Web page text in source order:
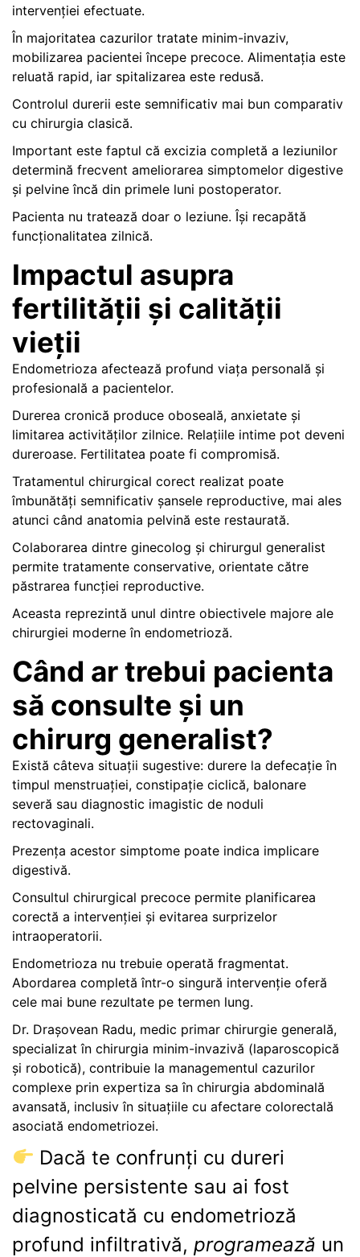
intervenției efectuate.
În majoritatea cazurilor tratate minim-invaziv,
mobilizarea pacientei începe precoce. Alimentația este
reluată rapid, iar spitalizarea este redusă.
Controlul durerii este semnificativ mai bun comparativ
cu chirurgia clasică.
Important este faptul că excizia completă a leziunilor
determină frecvent ameliorarea simptomelor digestive
și pelvine încă din primele luni postoperator.
Pacienta nu tratează doar o leziune. Își recapătă
funcționalitatea zilnică.
Impactul asupra
fertilității și calității
vieții
Endometrioza afectează profund viața personală și
profesională a pacientelor.
Durerea cronică produce oboseală, anxietate și
limitarea activităților zilnice. Relațiile intime pot deveni
dureroase. Fertilitatea poate fi compromisă.
Tratamentul chirurgical corect realizat poate
îmbunătăți semnificativ șansele reproductive, mai ales
atunci când anatomia pelvină este restaurată.
Colaborarea dintre ginecolog și chirurgul generalist
permite tratamente conservative, orientate către
păstrarea funcției reproductive.
Aceasta reprezintă unul dintre obiectivele majore ale
chirurgiei moderne în endometrioză.
Când ar trebui pacienta
să consulte și un
chirurg generalist?
Există câteva situații sugestive: durere la defecație în
timpul menstruației, constipație ciclică, balonare
severă sau diagnostic imagistic de noduli
rectovaginali.
Prezența acestor simptome poate indica implicare
digestivă.
Consultul chirurgical precoce permite planificarea
corectă a intervenției și evitarea surprizelor
intraoperatorii.
Endometrioza nu trebuie operată fragmentat.
Abordarea completă într-o singură intervenție oferă
cele mai bune rezultate pe termen lung.
Dr. Drașovean Radu, medic primar chirurgie generală,
specializat în chirurgia minim-invazivă (laparoscopică
și robotică), contribuie la managementul cazurilor
complexe prin expertiza sa în chirurgia abdominală
avansată, inclusiv în situațiile cu afectare colorectală
asociată endometriozei.
Dacă te confrunți cu dureri
pelvine persistente sau ai fost
diagnosticată cu endometrioză
profund infiltrativă, programează un